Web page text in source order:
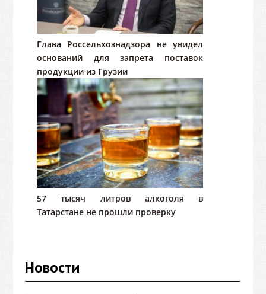
Глава Россельхознадзора не увидел
оснований для запрета поставок
продукции из Грузии
57 тысяч литров алкоголя в
Татарстане не прошли проверку
Новости